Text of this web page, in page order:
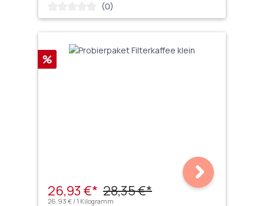
Durchschnittliche Bewertung von 0 von 5 Sternen
(0)
Rabatt
%
26,93 €* 28,35 €*
26,93 € / 1 Kilogramm